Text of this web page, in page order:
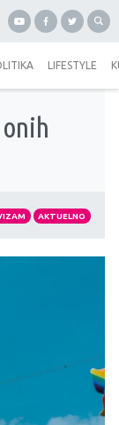
LIFESTYLE
AKTUELNO